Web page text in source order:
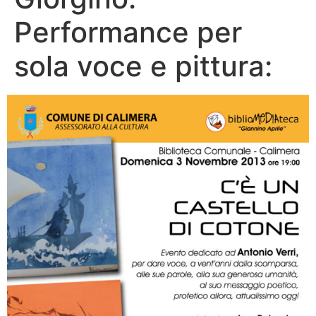
Performance per
sola voce e pittura: